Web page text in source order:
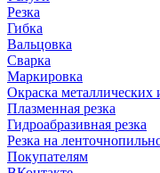
Резка
Гибка
Вальцовка
Сварка
Маркировка
Окраска металлических
Плазменная резка
Гидроабразивная резка
Резка на
Покупателям